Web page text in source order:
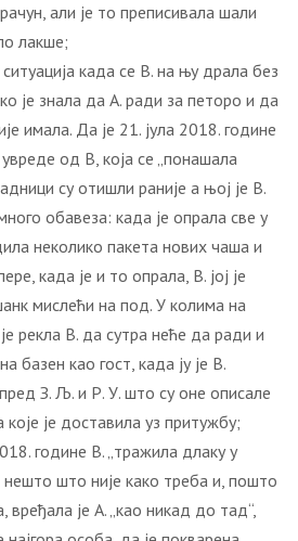
али је то преписивала шали
лакше;
када се В. на њу драла без
је знала да А. ради за петоро и да
имала. Да је 21. јула 2018. године
од В, која се „понашала
су отишли раније а њој је В.
обавеза: када је опрала све у
неколико пакета нових чаша и
када је и то опрала, В. јој је
мислећи на под. У колима на
рекла В. да сутра неће да ради и
базен као гост, када ју је В.
З. Љ. и Р. У. што су оне описале
које је доставила уз притужбу;
године В. „тражила длаку у
нешто што није како треба и, пошто
вређала је А. „као никад до тад“,